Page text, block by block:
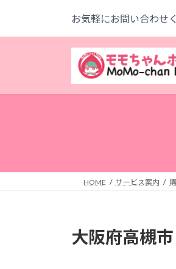
テ
ス
ゲ
ン
お気軽にお問い合わせ
HOME サービス案内
大阪府高槻